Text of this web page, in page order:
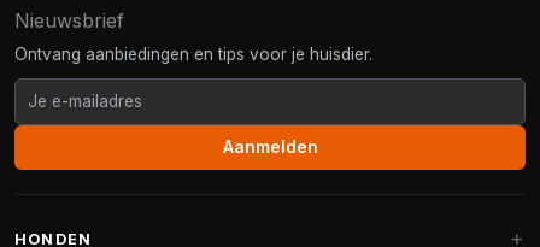
Nieuwsbrief
Ontvang aanbiedingen en tips voor je huisdier.
Aanmelden
HONDEN